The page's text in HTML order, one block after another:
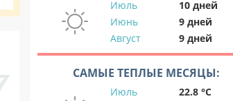
Июль
10 дней
Июнь
9 дней
Август
9 дней
САМЫЕ ТЕПЛЫЕ МЕСЯЦЫ:
Июль
22.8 °C